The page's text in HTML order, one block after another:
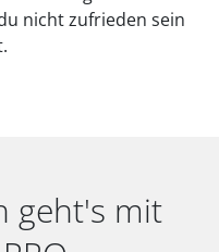
nicht zufrieden sein
geht's mit